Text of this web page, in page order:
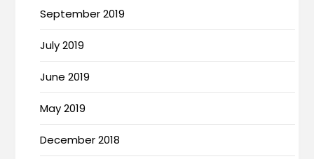
September 2019
July 2019
June 2019
May 2019
December 2018